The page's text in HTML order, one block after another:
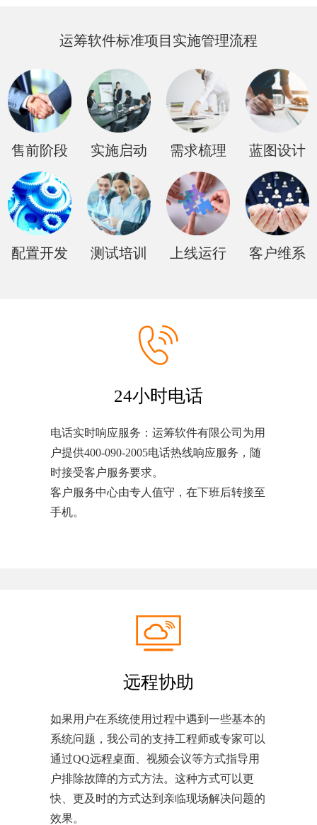
运筹软件标准项目实施管理流程
售前阶段 实施启动 需求梳理 蓝图设计
配置开发 测试培训 上线运行 客户维系
24小时电话
电话实时响应服务：运筹软件有限公司为用
户提供400-090-2005电话热线响应服务，随
时接受客户服务要求。
客户服务中心由专人值守，在下班后转接至
手机。
远程协助
如果用户在系统使用过程中遇到一些基本的
系统问题，我公司的支持工程师或专家可以
通过QQ远程桌面、视频会议等方式指导用
户排除故障的方式方法。这种方式可以更
快、更及时的方式达到亲临现场解决问题的
效果。